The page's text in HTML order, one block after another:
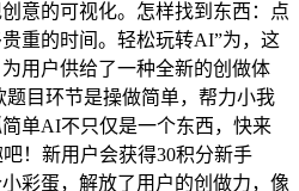
意的可视化。怎样找到东西：点
重的时间。轻松玩转AI”为，这
用户供给了一种全新的创做体
目环节是操做简单，帮力小我
单AI不只仅是一个东西，快来
！新用户会获得30积分新手
彩蛋，解放了用户的创做力，像